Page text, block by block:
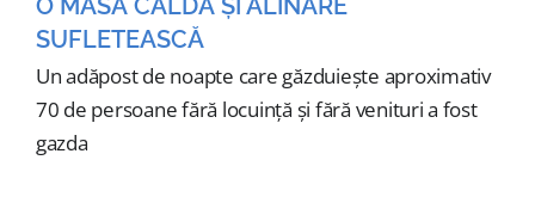
O MASĂ CALDĂ ȘI ALINARE
SUFLETEASCĂ
Un adăpost de noapte care găzduiește aproximativ
70 de persoane fără locuință și fără venituri a fost
gazda